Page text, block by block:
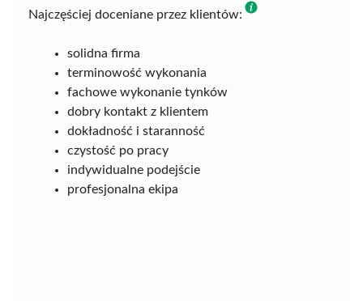
Najczęściej doceniane przez klientów:
solidna firma
terminowość wykonania
fachowe wykonanie tynków
dobry kontakt z klientem
dokładność i staranność
czystość po pracy
indywidualne podejście
profesjonalna ekipa